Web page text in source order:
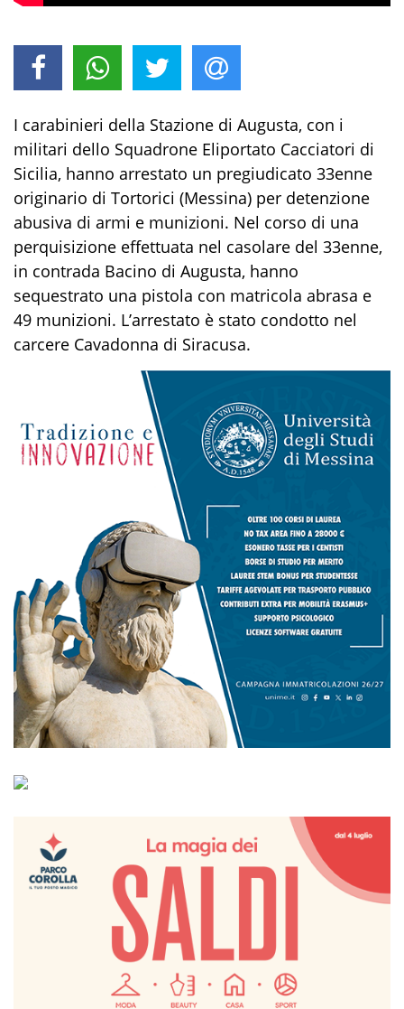
I carabinieri della Stazione di Augusta, con i
militari dello Squadrone Eliportato Cacciatori di
Sicilia, hanno arrestato un pregiudicato 33enne
originario di Tortorici (Messina) per detenzione
abusiva di armi e munizioni. Nel corso di una
perquisizione effettuata nel casolare del 33enne,
in contrada Bacino di Augusta, hanno
sequestrato una pistola con matricola abrasa e
49 munizioni. L’arrestato è stato condotto nel
carcere Cavadonna di Siracusa.